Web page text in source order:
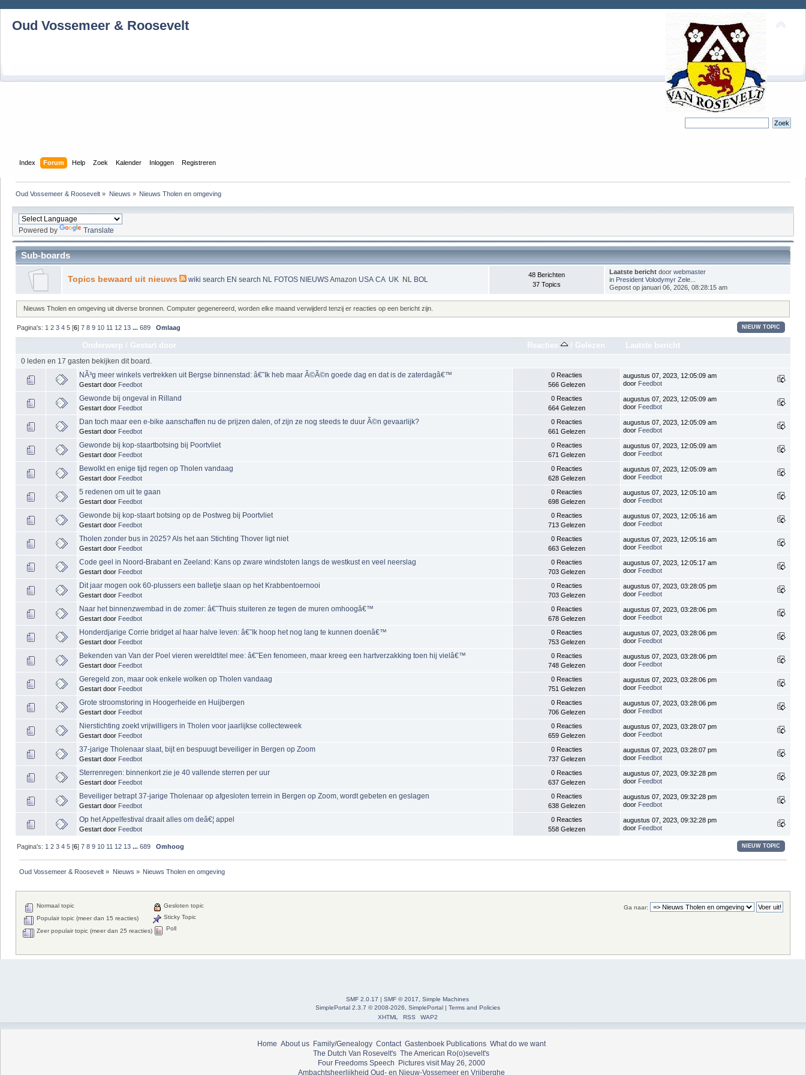
Oud Vossemeer & Roosevelt
Index Forum Help Zoek Kalender Inloggen Registreren
Oud Vossemeer & Roosevelt » Nieuws » Nieuws Tholen en omgeving
Powered by Translate
Sub-boards
Topics bewaard uit nieuws wiki search EN search NL FOTOS NIEUWSAmazon USA CA UK NL BOL
48 Berichten
37 Topics
Laatste bericht doorwebmaster
in President Volodymyr Zele...
Gepost op januari 06, 2026, 08:28:15 am
Nieuws Tholen en omgeving uit diverse bronnen. Computer gegenereerd, worden elke maand verwijderd tenzij er reacties op een bericht zijn.
Pagina's: 1 2 3 4 5 [6]7 8 9 10 11 12 13 ...689 Omlaag NIEUW TOPIC
Onderwerp / Gestart door Reacties / Gelezen Laatste bericht
0 leden en 17 gasten bekijken dit board.
NÃ³g meer winkels vertrekken uit Bergse binnenstad: â€˜Ik heb maar Ã©Ã©n goede dag en dat is de zaterdagâ€™
Gestart door Feedbot
0 Reacties
566 Gelezen
augustus 07, 2023, 12:05:09 am
door Feedbot
Gewonde bij ongeval in Rilland
Gestart door Feedbot
0 Reacties
664 Gelezen
augustus 07, 2023, 12:05:09 am
door Feedbot
Dan toch maar een e-bike aanschaffen nu de prijzen dalen, of zijn ze nog steeds te duur Ã©n gevaarlijk?
Gestart door Feedbot
0 Reacties
661 Gelezen
augustus 07, 2023, 12:05:09 am
door Feedbot
Gewonde bij kop-staartbotsing bij Poortvliet
Gestart door Feedbot
0 Reacties
671 Gelezen
augustus 07, 2023, 12:05:09 am
door Feedbot
Bewolkt en enige tijd regen op Tholen vandaag
Gestart door Feedbot
0 Reacties
628 Gelezen
augustus 07, 2023, 12:05:09 am
door Feedbot
5 redenen om uit te gaan
Gestart door Feedbot
0 Reacties
698 Gelezen
augustus 07, 2023, 12:05:10 am
door Feedbot
Gewonde bij kop-staart botsing op de Postweg bij Poortvliet
Gestart door Feedbot
0 Reacties
713 Gelezen
augustus 07, 2023, 12:05:16 am
door Feedbot
Tholen zonder bus in 2025? Als het aan Stichting Thover ligt niet
Gestart door Feedbot
0 Reacties
663 Gelezen
augustus 07, 2023, 12:05:16 am
door Feedbot
Code geel in Noord-Brabant en Zeeland: Kans op zware windstoten langs de westkust en veel neerslag
Gestart door Feedbot
0 Reacties
703 Gelezen
augustus 07, 2023, 12:05:17 am
door Feedbot
Dit jaar mogen ook 60-plussers een balletje slaan op het Krabbentoernooi
Gestart door Feedbot
0 Reacties
703 Gelezen
augustus 07, 2023, 03:28:05 pm
door Feedbot
Naar het binnenzwembad in de zomer: â€˜Thuis stuiteren ze tegen de muren omhoogâ€™
Gestart door Feedbot
0 Reacties
678 Gelezen
augustus 07, 2023, 03:28:06 pm
door Feedbot
Honderdjarige Corrie bridget al haar halve leven: â€˜Ik hoop het nog lang te kunnen doenâ€™
Gestart door Feedbot
0 Reacties
753 Gelezen
augustus 07, 2023, 03:28:06 pm
door Feedbot
Bekenden van Van der Poel vieren wereldtitel mee: â€˜Een fenomeen, maar kreeg een hartverzakking toen hij vielâ€™
Gestart door Feedbot
0 Reacties
748 Gelezen
augustus 07, 2023, 03:28:06 pm
door Feedbot
Geregeld zon, maar ook enkele wolken op Tholen vandaag
Gestart door Feedbot
0 Reacties
751 Gelezen
augustus 07, 2023, 03:28:06 pm
door Feedbot
Grote stroomstoring in Hoogerheide en Huijbergen
Gestart door Feedbot
0 Reacties
706 Gelezen
augustus 07, 2023, 03:28:06 pm
door Feedbot
Nierstichting zoekt vrijwilligers in Tholen voor jaarlijkse collecteweek
Gestart door Feedbot
0 Reacties
659 Gelezen
augustus 07, 2023, 03:28:07 pm
door Feedbot
37-jarige Tholenaar slaat, bijt en bespuugt beveiliger in Bergen op Zoom
Gestart door Feedbot
0 Reacties
737 Gelezen
augustus 07, 2023, 03:28:07 pm
door Feedbot
Sterrenregen: binnenkort zie je 40 vallende sterren per uur
Gestart door Feedbot
0 Reacties
637 Gelezen
augustus 07, 2023, 09:32:28 pm
door Feedbot
Beveiliger betrapt 37-jarige Tholenaar op afgesloten terrein in Bergen op Zoom, wordt gebeten en geslagen
Gestart door Feedbot
0 Reacties
638 Gelezen
augustus 07, 2023, 09:32:28 pm
door Feedbot
Op het Appelfestival draait alles om deâ€¦ appel
Gestart door Feedbot
0 Reacties
558 Gelezen
augustus 07, 2023, 09:32:28 pm
door Feedbot
NIEUW TOPIC
Pagina's: 1 2 3 4 5 [6]7 8 9 10 11 12 13 ...689 Omhoog
Oud Vossemeer & Roosevelt » Nieuws » Nieuws Tholen en omgeving
Ga naar:
Normaal topic
Populair topic (meer dan 15 reacties)
Zeer populair topic (meer dan 25 reacties)
Gesloten topic
Sticky Topic
Poll
SMF 2.0.17 | SMF © 2017
Simple Machines
SimplePortal 2.3.7 © 2008-2026, SimplePortal| Terms and Policies
XHTML
RSS WAP2
Home About us Family/Genealogy Contact Gastenboek Publications What do we want
The Dutch Van Rosevelt's The American Ro(o)sevelt's
Four Freedoms Speech Pictures visit May 26, 2000
Ambachtsheerlijkheid Oud- en Nieuw-Vossemeer en Vrijberghe